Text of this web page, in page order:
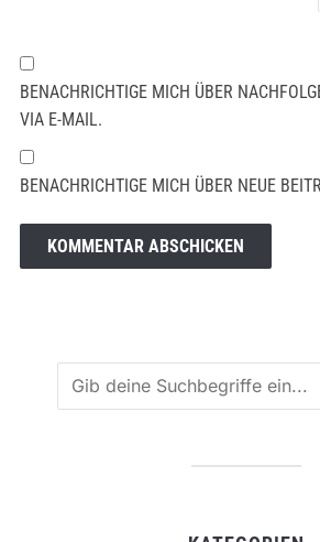
BENACHRICHTIGE MICH ÜBER
VIA E-MAIL.
BENACHRICHTIGE MICH ÜBER NEUE